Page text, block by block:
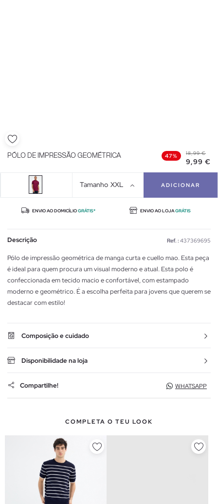
PÓLO DE IMPRESSÃO GEOMÉTRICA 47% 18,99 €
9,99 €
Tamanho XXL ADICIONAR
ENVIO AO DOMICÍLIOGRÁTIS* ENVIO AO LOJAGRÁTIS
Descrição Ref. : 437369695
Pólo de impressão geométrica de manga curta e cuello mao. Esta peça
é ideal para quem procura um visual moderno e atual. Esta polo é
confeccionada em tecido macio e confortável, com estampado
moderno e geométrico. É a escolha perfeita para jovens que querem se
destacar com estilo!
Composição e cuidado
Disponibilidade na loja
Compartilhe! WHATSAPP
COMPLETA O TEU LOOK